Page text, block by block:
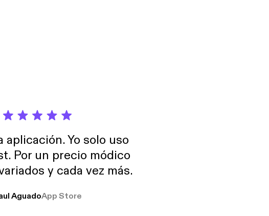
aplicación. Yo solo uso
Por un precio módico
y cada vez más.
AguadoApp Store